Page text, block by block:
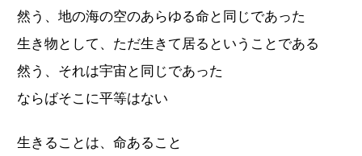
然う、地の海の空のあらゆる命と同じであった
生き物として、ただ生きて居るということである
然う、それは宇宙と同じであった
ならばそこに平等はない
生きることは、命あること